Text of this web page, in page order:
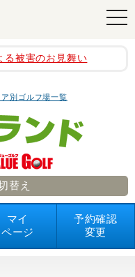
る被害のお見舞い
ア別ゴルフ場一覧
替え
マイ
ページ
予約確認
変更